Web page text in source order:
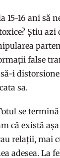
15-16 ani să
Știu
false
i
sa.
se
că există
relații, mai
adesea. La